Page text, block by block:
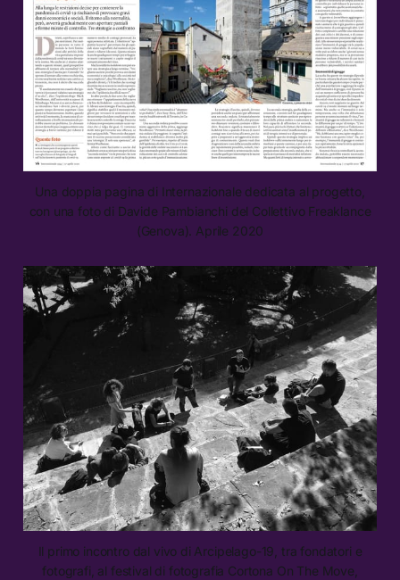
Una doppia pagina di Internazionale dedicata al progetto,
con una foto di Davide Pambianchi del Collettivo Freaklance
(Genova). Aprile 2020
Il primo incontro dal vivo di Arcipelago-19, tra fondatori e
fotografi, al festival di fotografia Cortona On The Move,